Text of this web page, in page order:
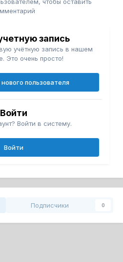
чтобы оставить
запись
учётную запись в нашем
Это очень просто!
пользователя
Войти
Войти в систему.
Войти
Подписчики 0